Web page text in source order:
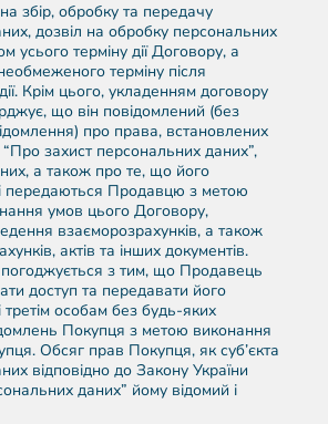
збір, обробку та передачу
дозвіл на обробку персональних
усього терміну дії Договору, а
терміну після
Крім цього, укладенням договору
що він повідомлений (без
про права, встановлених
захист персональних даних”,
а також про те, що його
передаються Продавцю з метою
умов цього Договору,
взаєморозрахунків, а також
актів та інших документів.
з тим, що Продавець
доступ та передавати його
третім особам без будь-яких
Покупця з метою виконання
Обсяг прав Покупця, як суб’єкта
відповідно до Закону України
даних” йому відомий і